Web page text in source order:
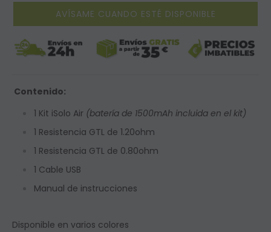
AVÍSAME CUANDO ESTÉ DISPONIBLE
Contenido:
1 Kit iSolo Air (batería de 1500mAh incluida en el kit)
1 Resistencia GTL de 1.20ohm
1 Resistencia GTL de 0.80ohm
1 Cable USB
Manual de instrucciones
Disponible en varios colores